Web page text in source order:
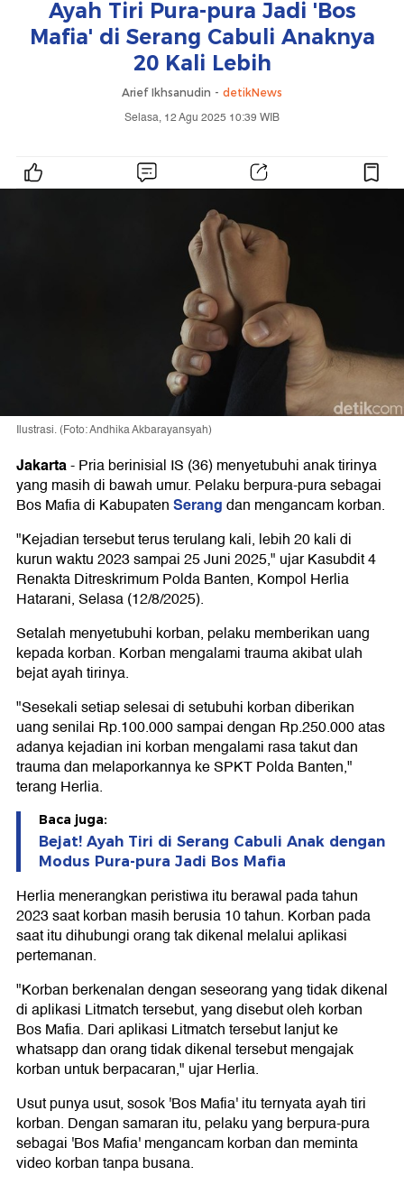
Ayah Tiri Pura-pura Jadi 'Bos
Mafia' di Serang Cabuli Anaknya
20 Kali Lebih
Arief Ikhsanudin - detikNews
Selasa, 12 Agu 2025 10:39 WIB
Ilustrasi. (Foto: Andhika Akbarayansyah)
Jakarta-Pria berinisial IS (36) menyetubuhi anak tirinya
yang masih di bawah umur. Pelaku berpura-pura sebagai
Bos Mafia di KabupatenSerangdan mengancam korban.
"Kejadian tersebut terus terulang kali, lebih 20 kali di
kurun waktu 2023 sampai 25 Juni 2025," ujar Kasubdit 4
Renakta Ditreskrimum Polda Banten, Kompol Herlia
Hatarani, Selasa (12/8/2025).
Setalah menyetubuhi korban, pelaku memberikan uang
kepada korban. Korban mengalami trauma akibat ulah
bejat ayah tirinya.
"Sesekali setiap selesai di setubuhi korban diberikan
uang senilai Rp.100.000 sampai dengan Rp.250.000 atas
adanya kejadian ini korban mengalami rasa takut dan
trauma dan melaporkannya ke SPKT Polda Banten,"
terang Herlia.
Baca juga:
Bejat! Ayah Tiri di Serang Cabuli Anak dengan
Modus Pura-pura Jadi Bos Mafia
Herlia menerangkan peristiwa itu berawal pada tahun
2023 saat korban masih berusia 10 tahun. Korban pada
saat itu dihubungi orang tak dikenal melalui aplikasi
pertemanan.
"Korban berkenalan dengan seseorang yang tidak dikenal
di aplikasi Litmatch tersebut, yang disebut oleh korban
Bos Mafia. Dari aplikasi Litmatch tersebut lanjut ke
whatsapp dan orang tidak dikenal tersebut mengajak
korban untuk berpacaran," ujar Herlia.
Usut punya usut, sosok 'Bos Mafia' itu ternyata ayah tiri
korban. Dengan samaran itu, pelaku yang berpura-pura
sebagai 'Bos Mafia' mengancam korban dan meminta
video korban tanpa busana.